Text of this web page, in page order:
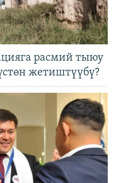
расмий тыюу
жетиштүүбү?